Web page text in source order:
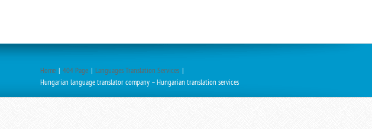
Home | 404 Page | Languages Translation Services |
Hungarian language translator company – Hungarian translation services